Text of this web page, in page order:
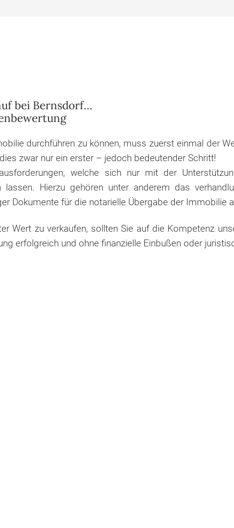
bei Bernsdorf...
durchführen zu können, muss zuerst einmal der
zwar nur ein erster – jedoch bedeutender Schritt!
welche sich nur mit der
lassen. Hierzu gehören unter anderem das
Dokumente für die notarielle Übergabe der Immobilie
Wert zu verkaufen, sollten Sie auf die Kompetenz
erfolgreich und ohne finanzielle Einbußen oder